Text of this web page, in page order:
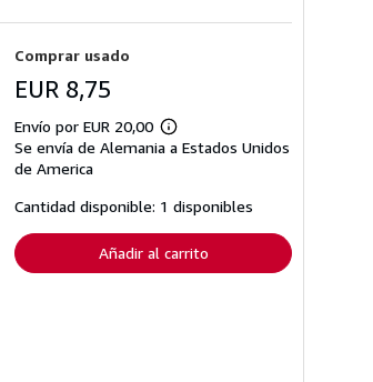
Comprar usado
EUR 8,75
Envío por EUR 20,00
Más
información
tarifas
de
envío
Se envía de Alemania a Estados Unidos
de America
Cantidad disponible: 1 disponibles
Añadir al carrito